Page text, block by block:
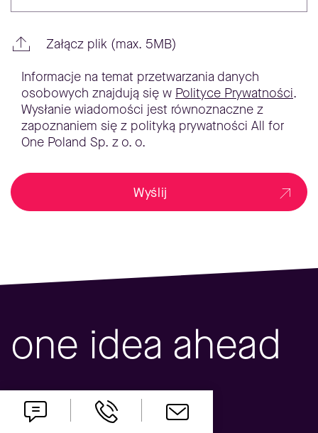
Załącz plik (max. 5MB)
Informacje na temat przetwarzania danych
osobowych znajdują się w Polityce Prywatności.
Wysłanie wiadomości jest równoznaczne z
zapoznaniem się z polityką prywatności All for
One Poland Sp. z o. o.
Wyślij
one idea ahead
Kontakt